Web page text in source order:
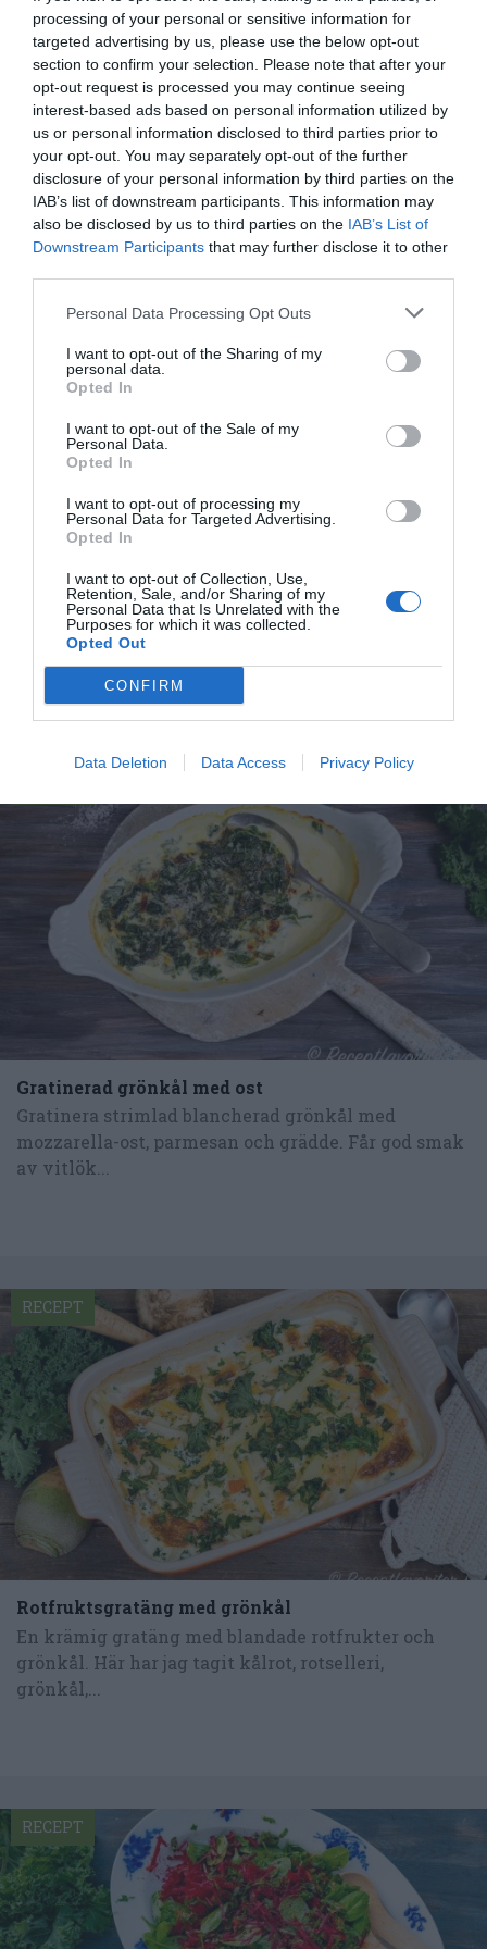
processing of your personal or sensitive information for
targeted advertising by us, please use the below opt-out
section to confirm your selection. Please note that after your
opt-out request is processed you may continue seeing
interest-based ads based on personal information utilized by
us or personal information disclosed to third parties prior to
your opt-out. You may separately opt-out of the further
disclosure of your personal information by third parties on the
IAB’s list of downstream participants. This information may
also be disclosed by us to third parties on the IAB’s List of
Downstream Participants that may further disclose it to other
Personal Data Processing Opt Outs
I want to opt-out of the Sharing of my
personal data.
Opted In
I want to opt-out of the Sale of my
Personal Data.
Opted In
I want to opt-out of processing my
Personal Data for Targeted Advertising.
Opted In
I want to opt-out of Collection, Use,
Retention, Sale, and/or Sharing of my
Personal Data that Is Unrelated with the
Purposes for which it was collected.
Opted Out
CONFIRM
Data Deletion Data Access Privacy Policy
E-mail Skriv ut
Medel:4 (11röster)
Uppskattat näringsvärde per portion:
154 kcal
Publicerat: 2020-01-17, Uppdaterat: 2025-12-05
Författare:Henrik
Mattsson
Jag är matskribent samt kock
med en fil. kand i
Måltidsvetenskap från
delar jag med mig av tusentals olika recept för alla
smaker - noviser som hemmakockar. Alla recept
kunna laga dem med bästa resultat hemma. Läs mer
om mig.
Tillbehör och liknande:
Gratinerad grönkål med ost
Gratinera strimlad blancherad grönkål med
mozzarella-ost, parmesan och grädde. Får god smak
av vitlök...
Rotfruktsgratäng med grönkål
En krämig gratäng med blandade rotfrukter och
grönkål. Här har jag tagit kålrot, rotselleri,
grönkål,...
RECEPT
RECEPT